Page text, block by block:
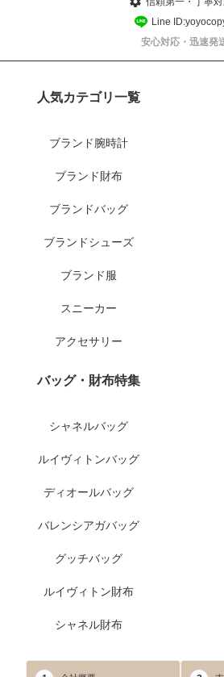
Line
安心対応・迅速発
人気カテゴリ一覧
ブランド腕時計
ブランド財布
ブランドバッグ
ブランドシューズ
ブランド服
スニーカー
アクセサリー
バッグ・財布特集
シャネルバッグ
ルイヴィトンバッグ
ディオールバッグ
バレンシアガバッグ
グッチバッグ
ルイヴィトン財布
シャネル財布